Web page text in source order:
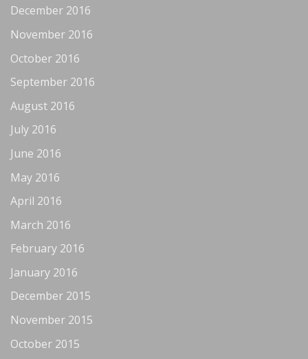
December 2016
November 2016
October 2016
September 2016
August 2016
July 2016
June 2016
May 2016
April 2016
March 2016
February 2016
January 2016
December 2015
November 2015
October 2015